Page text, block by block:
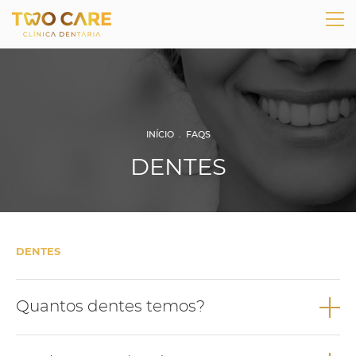
INÍCIO. FAQS
DENTES
DENTES
Quantos dentes temos?